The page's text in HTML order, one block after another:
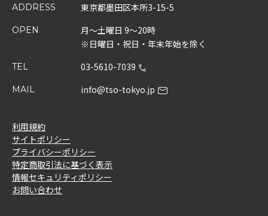
ADDRESS 東京都墨田区本所3-15-5
OPEN
月～土曜日 9～20時
※日曜日・祝日・年末年始を除く
TEL 03-5610-7039
MAIL info@tso-tokyo.jp
利用規約
サイトポリシー
プライバシーポリシー
特定商取引法に基づく表示
情報セキュリティポリシー
お問い合わせ